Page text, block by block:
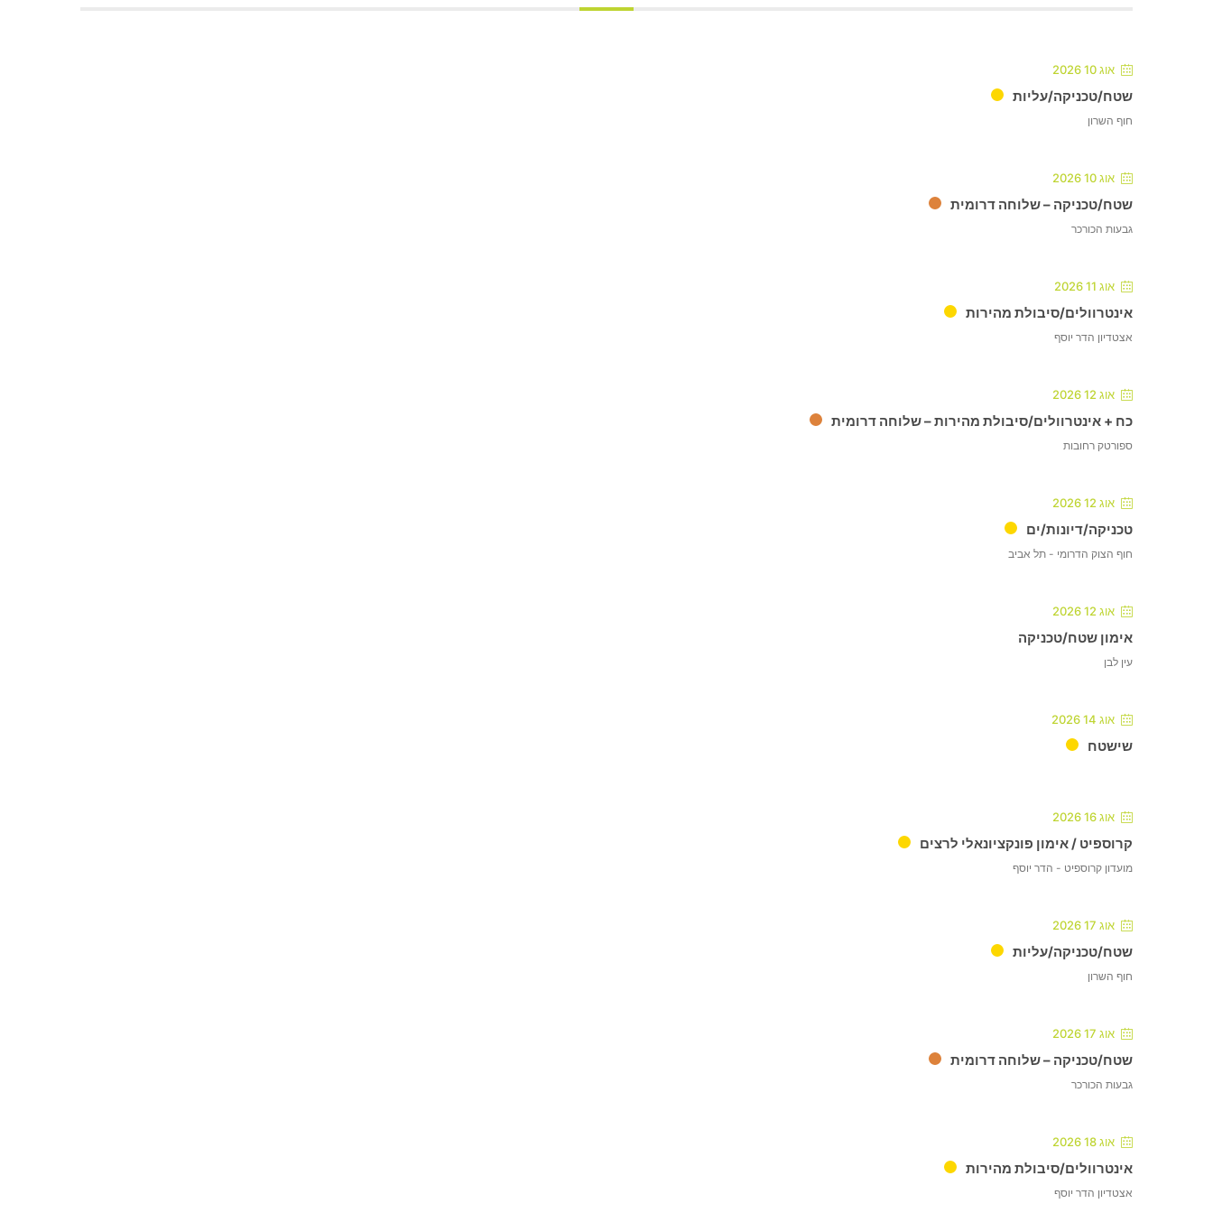
אוג 10 2026
שטח/טכניקה/עליות
חוף השרון
אוג 10 2026
שטח/טכניקה – שלוחה דרומית
גבעות הכורכר
אוג 11 2026
אינטרוולים/סיבולת מהירות
אצטדיון הדר יוסף
אוג 12 2026
כח + אינטרוולים/סיבולת מהירות – שלוחה דרומית
ספורטק רחובות
אוג 12 2026
טכניקה/דיונות/ים
חוף הצוק הדרומי - תל אביב
אוג 12 2026
אימון שטח/טכניקה
עין לבן
אוג 14 2026
שישטח
אוג 16 2026
קרוספיט / אימון פונקציונאלי לרצים
מועדון קרוספיט - הדר יוסף
אוג 17 2026
שטח/טכניקה/עליות
חוף השרון
אוג 17 2026
שטח/טכניקה – שלוחה דרומית
גבעות הכורכר
אוג 18 2026
אינטרוולים/סיבולת מהירות
אצטדיון הדר יוסף